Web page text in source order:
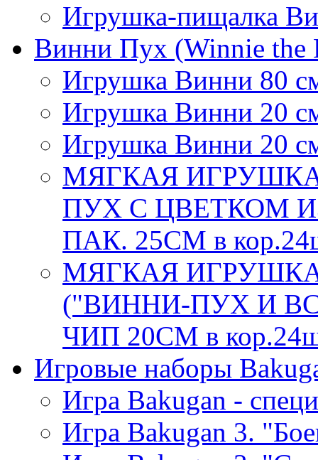
Игрушка-пищалка
Винни Пух (Winnie the
Игрушка Винни 80
Игрушка Винни 20
Игрушка Винни 20
МЯГКАЯ
ПУХ С ЦВЕТКОМ
ПАК. 25СМ в
МЯГКАЯ
("ВИННИ-ПУХ И
ЧИП 20СМ в
Игровые наборы
Игра Bakugan -
Игра Bakugan 3.